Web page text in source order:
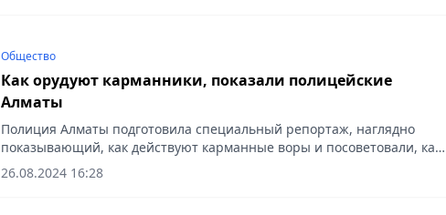
Общество
Как орудуют карманники, показали полицейские
Алматы
Полиция Алматы подготовила специальный репортаж, наглядно
показывающий, как действуют карманные воры и посоветовали, как
не стать их жертвой, сообщает Vecher.kz.
26.08.2024 16:28